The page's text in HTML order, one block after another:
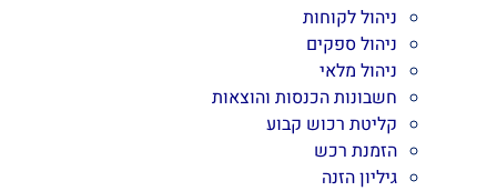
ניהול לקוחות
ניהול ספקים
ניהול מלאי
חשבונות הכנסות והוצאות
קליטת רכוש קבוע
הזמנת רכש
גיליון הזנה